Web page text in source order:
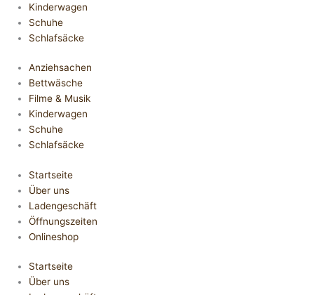
Kinderwagen
Schuhe
Schlafsäcke
Anziehsachen
Bettwäsche
Filme & Musik
Kinderwagen
Schuhe
Schlafsäcke
Startseite
Über uns
Ladengeschäft
Öffnungszeiten
Onlineshop
Startseite
Über uns